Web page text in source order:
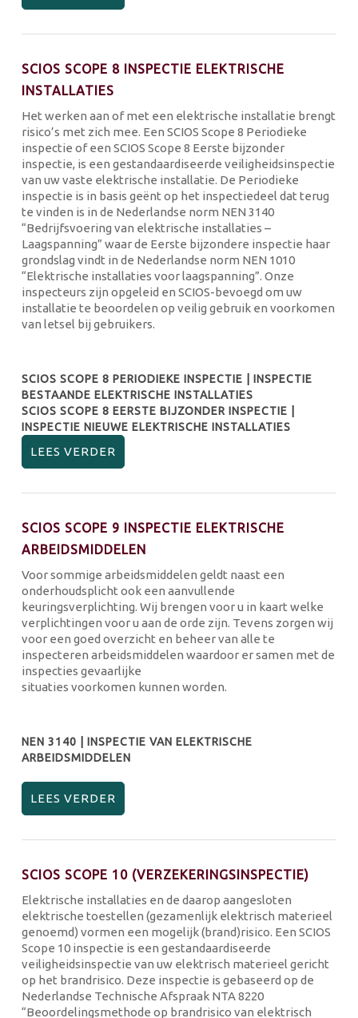
SCIOS SCOPE 8 INSPECTIE ELEKTRISCHE
INSTALLATIES
Het werken aan of met een elektrische installatie brengt
risico’s met zich mee. Een SCIOS Scope 8 Periodieke
inspectie of een SCIOS Scope 8 Eerste bijzonder
inspectie, is een gestandaardiseerde veiligheidsinspectie
van uw vaste elektrische installatie. De Periodieke
inspectie is in basis geënt op het inspectiedeel dat terug
te vinden is in de Nederlandse norm NEN 3140
“Bedrijfsvoering van elektrische installaties –
Laagspanning” waar de Eerste bijzondere inspectie haar
grondslag vindt in de Nederlandse norm NEN 1010
“Elektrische installaties voor laagspanning”. Onze
inspecteurs zijn opgeleid en SCIOS-bevoegd om uw
installatie te beoordelen op veilig gebruik en voorkomen
van letsel bij gebruikers.
SCIOS SCOPE 8 PERIODIEKE INSPECTIE | INSPECTIE
BESTAANDE ELEKTRISCHE INSTALLATIES
SCIOS SCOPE 8 EERSTE BIJZONDER INSPECTIE |
INSPECTIE NIEUWE ELEKTRISCHE INSTALLATIES
LEES VERDER
SCIOS SCOPE 9 INSPECTIE ELEKTRISCHE
ARBEIDSMIDDELEN
Voor sommige arbeidsmiddelen geldt naast een
onderhoudsplicht ook een aanvullende
keuringsverplichting. Wij brengen voor u in kaart welke
verplichtingen voor u aan de orde zijn. Tevens zorgen wij
voor een goed overzicht en beheer van alle te
inspecteren arbeidsmiddelen waardoor er samen met de
inspecties gevaarlijke
situaties voorkomen kunnen worden.
NEN 3140 | INSPECTIE VAN ELEKTRISCHE
ARBEIDSMIDDELEN
LEES VERDER
SCIOS SCOPE 10 (VERZEKERINGSINSPECTIE)
Elektrische installaties en de daarop aangesloten
elektrische toestellen (gezamenlijk elektrisch materieel
genoemd) vormen een mogelijk (brand)risico. Een SCIOS
Scope 10 inspectie is een gestandaardiseerde
veiligheidsinspectie van uw elektrisch materieel gericht
op het brandrisico. Deze inspectie is gebaseerd op de
Nederlandse Technische Afspraak NTA 8220
“Beoordelingsmethode op brandrisico van elektrisch